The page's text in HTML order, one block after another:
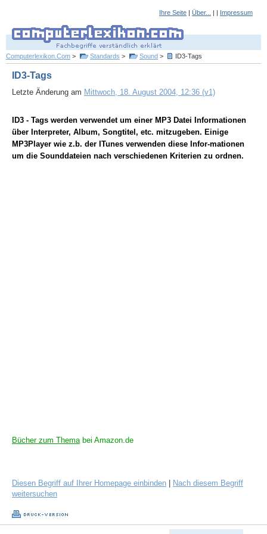
Ihre Seite | Über... | | Impressum
Computerlexikon.Com > Standards > Sound > ID3-Tags
ID3-Tags
Letzte Änderung am Mittwoch, 18. August 2004, 12:36 (v1)
ID3 - Tags werden verwendet um einer MP3 Datei Informationen
über Interpreter, Album, Songtitel, etc. mitzugeben. Einige
MP3Player wie z.b. der ITunes verwenden diese Infor-mationen
um die Sounddateien nach verschiedenen Kriterien zu ordnen.
Bücher zum Themabei Amazon.de
Diesen Begriff auf Ihrer Homepage einbinden
Nach diesem Begriff
weitersuchen